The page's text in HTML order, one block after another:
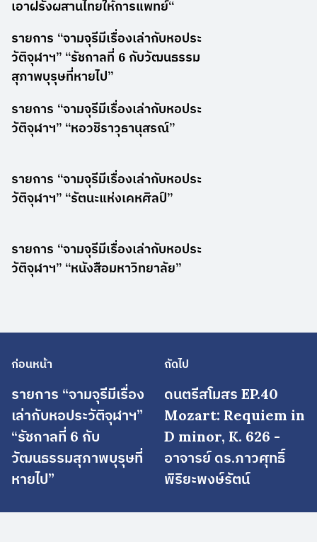
เอาฝรั่งผสานไทยให้การแพทย์“
รายการ “จามจุรีมีเรื่องเล่ากับหอประ
วัติจุฬาฯ” “รัชกาลที่ 6 กับวัฒนธรรม
สุภาพบุรุษที่หายไป”
รายการ “จามจุรีมีเรื่องเล่ากับหอประ
วัติจุฬาฯ” “หอวชิราวุธานุสรณ์”
รายการ “จามจุรีมีเรื่องเล่ากับหอประ
วัติจุฬาฯ” “รัตนะแห่งเคหศิลป์”
รายการ “จามจุรีมีเรื่องเล่ากับหอประ
วัติจุฬาฯ” “หนังสือมหาวิทยาลัย”
ก่อนหน้า
รายการ “จามจุรีมีเรื่อง
เล่ากับหอประวัติจุฬาฯ”
“รัชกาลที่ 6 กับ
วัฒนธรรมสุภาพบุรุษที่
หายไป”
ถัดไป
ดนตรีสโมสร EP.40
Mozart: Requiem in
D minor, K. 626 -
อาจารย์ ดร.ภาวศุทธิ์
พิริยะพงษ์รัตน์